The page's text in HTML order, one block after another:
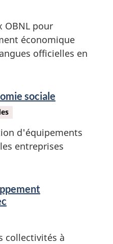
OBNL pour
économique
officielles en
sociale
d'équipements
entreprises
collectivités à